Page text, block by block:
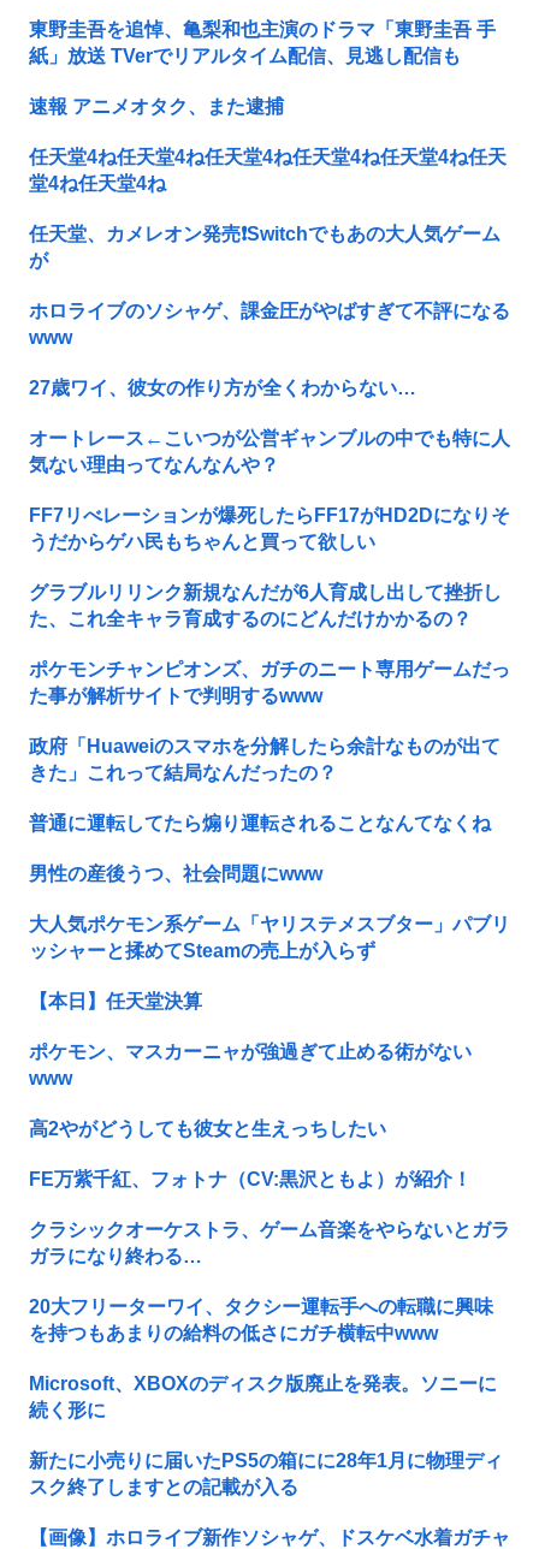
東野圭吾を追悼、亀梨和也主演のドラマ「東野圭吾 手
紙」放送 TVerでリアルタイム配信、見逃し配信も
速報 アニメオタク、また逮捕
任天堂4ね任天堂4ね任天堂4ね任天堂4ね任天堂4ね任天
堂4ね任天堂4ね
任天堂、カメレオン発売❗Switchでもあの大人気ゲーム
が
ホロライブのソシャゲ、課金圧がやばすぎて不評になる
www
27歳ワイ、彼女の作り方が全くわからない…
オートレース←こいつが公営ギャンブルの中でも特に人
気ない理由ってなんなんや？
FF7リべレーションが爆死したらFF17がHD2Dになりそ
うだからゲハ民もちゃんと買って欲しい
グラブルリリンク新規なんだが6人育成し出して挫折し
た、これ全キャラ育成するのにどんだけかかるの？
ポケモンチャンピオンズ、ガチのニート専用ゲームだっ
た事が解析サイトで判明するwww
政府「Huaweiのスマホを分解したら余計なものが出て
きた」これって結局なんだったの？
普通に運転してたら煽り運転されることなんてなくね
男性の産後うつ、社会問題にwww
大人気ポケモン系ゲーム「ヤリステメスブター」パブリ
ッシャーと揉めてSteamの売上が入らず
【本日】任天堂決算
ポケモン、マスカーニャが強過ぎて止める術がない
www
高2やがどうしても彼女と生えっちしたい
FE万紫千紅、フォトナ（CV:黒沢ともよ）が紹介！
クラシックオーケストラ、ゲーム音楽をやらないとガラ
ガラになり終わる…
20大フリーターワイ、タクシー運転手への転職に興味
を持つもあまりの給料の低さにガチ横転中www
Microsoft、XBOXのディスク版廃止を発表。ソニーに
続く形に
新たに小売りに届いたPS5の箱にに28年1月に物理ディ
スク終了しますとの記載が入る
【画像】ホロライブ新作ソシャゲ、ドスケベ水着ガチャ